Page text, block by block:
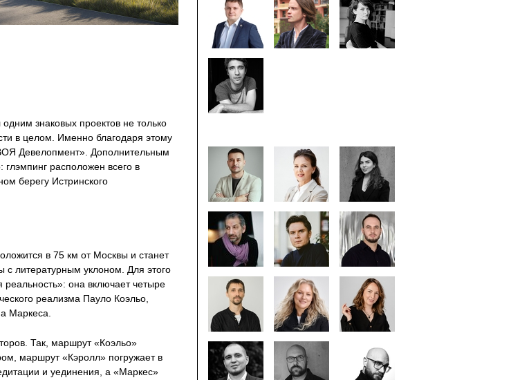
знаковых проектов не только
в целом. Именно благодаря этому
Девелопмент». Дополнительным
расположен всего в
берегу Истринского
в 75 км от Москвы и станет
с литературным уклоном. Для этого
она включает четыре
реализма Пауло Коэльо,
Маркеса.
Так, маршрут «Коэльо»
маршрут «Кэролл» погружает в
и уединения, а «Маркес»